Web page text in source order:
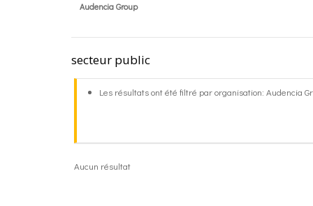
Audencia Group
secteur public
Les résultats ont été filtré par organisation: Audencia
Aucun résultat